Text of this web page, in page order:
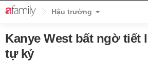
Hậu trường
Kanye West bất ngờ tiết
tự kỷ